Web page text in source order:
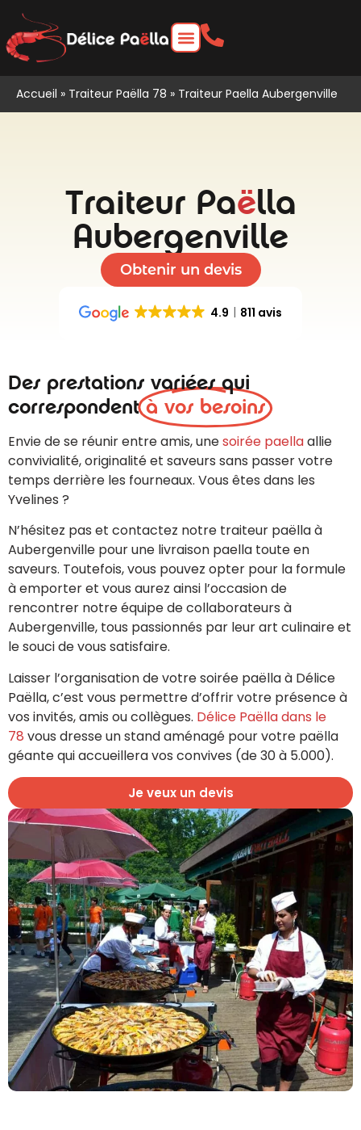
Accueil » Traiteur Paëlla 78 » Traiteur Paella Aubergenville
Traiteur Paëlla
Aubergenville
Obtenir un devis
4.9 811 avis
Des prestations variées qui
correspondentà vos besoins
Envie de se réunir entre amis, unesoirée paellaallie
convivialité, originalité et saveurs sans passer votre
temps derrière les fourneaux. Vous êtes dans les
Yvelines ?
N’hésitez pas et contactez notre traiteur paëlla à
Aubergenville pour une livraison paella toute en
saveurs. Toutefois, vous pouvez opter pour la formule
à emporter et vous aurez ainsi l’occasion de
rencontrer notre équipe de collaborateurs à
Aubergenville, tous passionnés par leur art culinaire et
le souci de vous satisfaire.
Laisser l’organisation de votre soirée paëlla à Délice
Paëlla, c’est vous permettre d’offrir votre présence à
vos invités, amis ou collègues. Délice Paëlla dans le
78 vous dresse un stand aménagé pour votre paëlla
géante qui accueillera vos convives (de 30 à 5.000).
Je veux un devis